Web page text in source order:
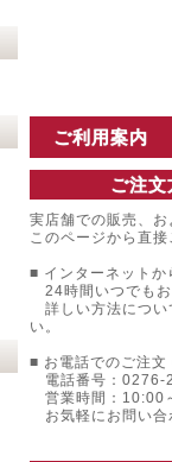
ご利用案内
ご注
実店舗での販売、
このページから直
■ インターネットか
24時間いつでも
詳しい方法につい
い。
■ お電話でのご注文
電話番号：0276-
営業時間：10:00
お気軽にお問い合